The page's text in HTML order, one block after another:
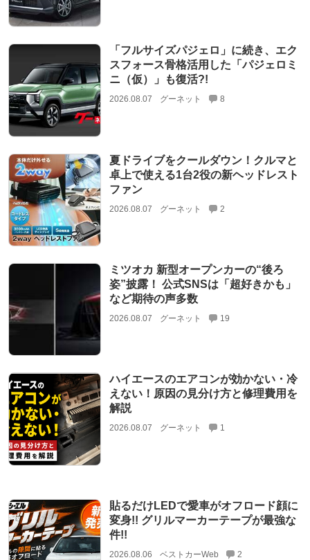
「フルサイズパジェロ」に続き、エク
スフォース骨格活用した「パジェロミ
ニ（仮）」も復活?!
2026.08.07 グーネット 8
夏ドライブをクールダウン！クルマと
卓上で使える1台2役の新ヘッドレスト
ファン
2026.08.07 グーネット 2
ミツオカ 新型オープンカーの“後ろ
姿”披露！ 公式SNSは「超好きかも」
など期待の声多数
2026.08.07 グーネット 19
ハイエースのエアコンが効かない・冷
えない！原因の見分け方と修理費用を
解説
2026.08.07 グーネット 1
貼るだけLEDで愛車がオフロード顔に
変身!! グリルマーカーテープが最強な
件!!
2026.08.06 ベストカーWeb 2